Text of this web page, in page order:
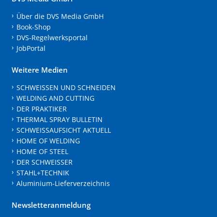
Über die DVS Media GmbH
Book-Shop
DVS-Regelwerksportal
JobPortal
Weitere Medien
SCHWEISSEN UND SCHNEIDEN
WELDING AND CUTTING
DER PRAKTIKER
THERMAL SPRAY BULLETIN
SCHWEISSAUFSICHT AKTUELL
HOME OF WELDING
HOME OF STEEL
DER SCHWEISSER
STAHL+TECHNIK
Aluminium-Lieferverzeichnis
Newsletteranmeldung